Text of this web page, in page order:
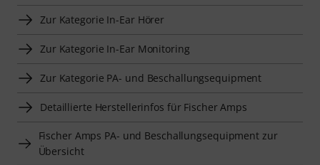
Zur Kategorie In-Ear Hörer
Zur Kategorie In-Ear Monitoring
Zur Kategorie PA- und Beschallungsequipment
Detaillierte Herstellerinfos für Fischer Amps
Fischer Amps PA- und Beschallungsequipment zur
Übersicht